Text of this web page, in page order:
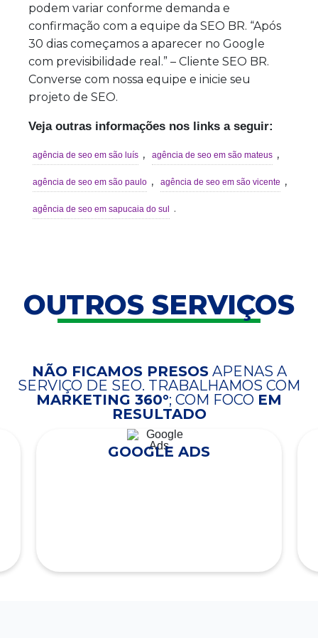
podem variar conforme demanda e
confirmação com a equipe da SEO BR. “Após
30 dias começamos a aparecer no Google
com previsibilidade real.” – Cliente SEO BR.
Converse com nossa equipe e inicie seu
projeto de SEO.
Veja outras informações nos links a seguir:
agência de seo em são luís , agência de seo em são mateus ,
agência de seo em são paulo , agência de seo em são vicente ,
agência de seo em sapucaia do sul .
OUTROS SERVIÇOS
NÃO FICAMOS PRESOSAPENAS A
SERVIÇO DE SEO. TRABALHAMOS COM
MARKETING 360°; COM FOCO EM
RESULTADO
GOOGLE ADS